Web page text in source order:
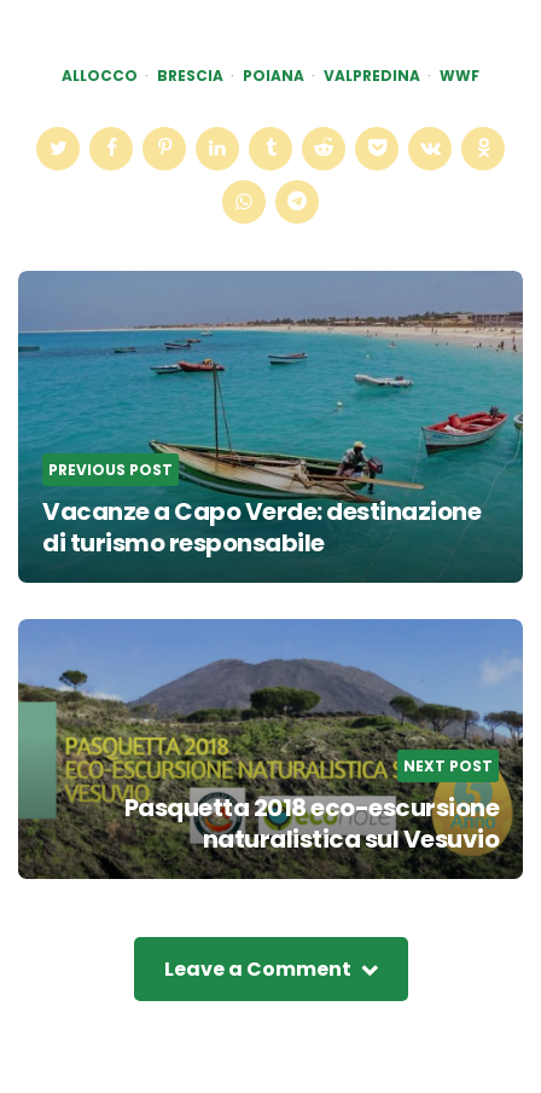
ALLOCCO BRESCIA POIANA VALPREDINA WWF
Post
navigation
PREVIOUS POST
Vacanze a Capo Verde: destinazione
di turismo responsabile
NEXT POST
Pasquetta 2018 eco-escursione
naturalistica sul Vesuvio
Leave a Comment